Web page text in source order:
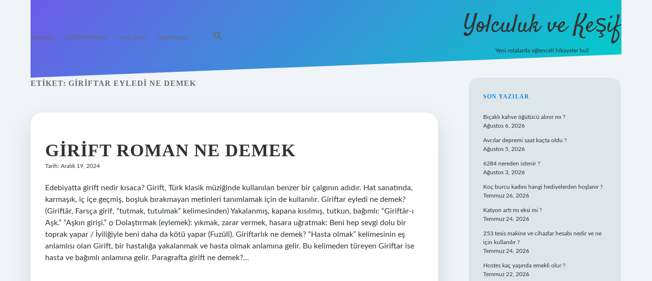
Anasayfa Gizlilik Politikası Yasal Uyarı Hakkımızda Yolculuk ve Keşif
Yeni rotalarda eğlenceli hikayeler bul!
ETIKET: GIRIFTAR EYLEDI NE DEMEK
GIRIFT ROMAN NE DEMEK
Tarih: Aralık 19, 2024
Edebiyatta girift nedir kısaca? Girift, Türk klasik müziğinde kullanılan benzer bir çalgının adıdır. Hat sanatında,
karmaşık, iç içe geçmiş, boşluk bırakmayan metinleri tanımlamak için de kullanılır. Giriftar eyledi ne demek?
(Giriftār, Farsça girif, “tutmak, tutulmak” kelimesinden) Yakalanmış, kapana kısılmış, tutkun, bağımlı: “Giriftâr-ı
Aşk.” “Aşkın girişi.” ѻ Dolaştırmak (eylemek): yıkmak, zarar vermek, hasara uğratmak: Beni hep sevgi dolu bir
toprak yapar / İyiliğiyle beni daha da kötü yapar (Fuzûlî). Giriftarlık ne demek? “Hasta olmak” kelimesinin eş
anlamlısı olan Girift, bir hastalığa yakalanmak ve hasta olmak anlamına gelir. Bu kelimeden türeyen Giriftar ise
hasta ve bağımlı anlamına gelir. Paragrafta girift ne demek?…
SIDEBAR
SON YAZILAR
Bıçaklı kahve öğütücü alınır mı ?
Ağustos 6, 2026
Avcılar depremi saat kaçta oldu ?
Ağustos 5, 2026
6284 nereden istenir ?
Ağustos 3, 2026
Koç burcu kadını hangi hediyelerden hoşlanır ?
Temmuz 26, 2026
Katyon artı mı eksi mi ?
Temmuz 24, 2026
253 tesis makine ve cihazlar hesabı nedir ve ne
için kullanılır ?
Temmuz 24, 2026
Hostes kaç yaşında emekli olur ?
Temmuz 22, 2026